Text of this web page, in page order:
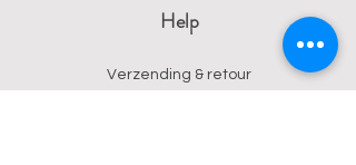
Help
Verzending & retour